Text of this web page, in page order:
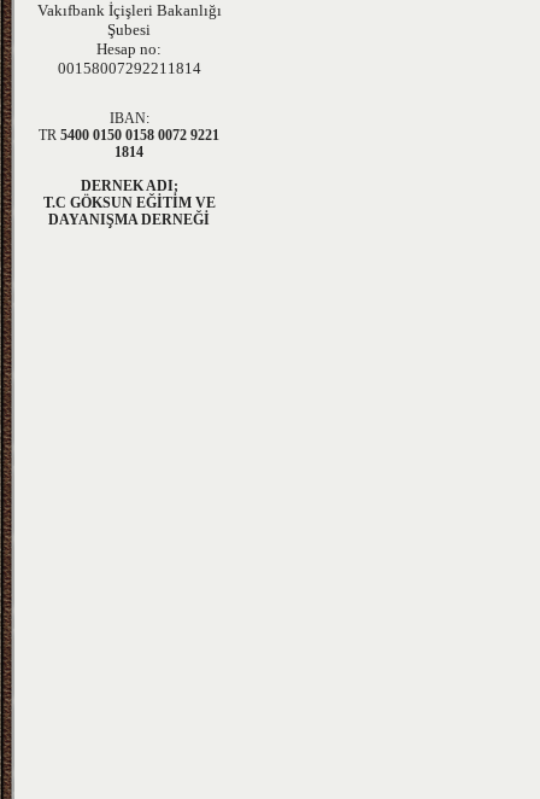
Vakıfbank İçişleri Bakanlığı
Şubesi
Hesap no:
00158007292211814
IBAN:
TR 5400 0150 0158 0072 9221
1814
DERNEK ADI;
T.C GÖKSUN EĞİTİM VE
DAYANIŞMA DERNEĞİ